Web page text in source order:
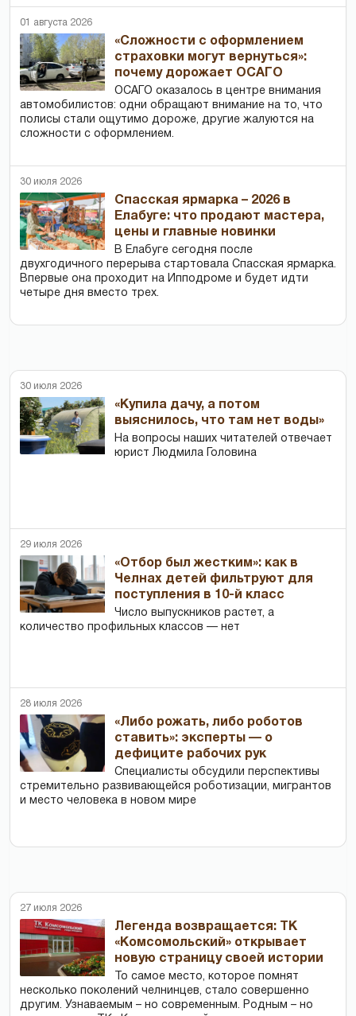
01 августа 2026
«Сложности с оформлением
страховки могут вернуться»:
почему дорожает ОСАГО
ОСАГО оказалось в центре внимания
автомобилистов: одни обращают внимание на то, что
полисы стали ощутимо дороже, другие жалуются на
сложности с оформлением.
30 июля 2026
Спасская ярмарка – 2026 в
Елабуге: что продают мастера,
цены и главные новинки
В Елабуге сегодня после
двухгодичного перерыва стартовала Спасская ярмарка.
Впервые она проходит на Ипподроме и будет идти
четыре дня вместо трех.
30 июля 2026
«Купила дачу, а потом
выяснилось, что там нет воды»
На вопросы наших читателей отвечает
юрист Людмила Головина
29 июля 2026
«Отбор был жестким»: как в
Челнах детей фильтруют для
поступления в 10-й класс
Число выпускников растет, а
количество профильных классов — нет
28 июля 2026
«Либо рожать, либо роботов
ставить»: эксперты — о
дефиците рабочих рук
Специалисты обсудили перспективы
стремительно развивающейся роботизации, мигрантов
и место человека в новом мире
27 июля 2026
Легенда возвращается: ТК
«Комсомольский» открывает
новую страницу своей истории
То самое место, которое помнят
несколько поколений челнинцев, стало совершенно
другим. Узнаваемым – но современным. Родным – но